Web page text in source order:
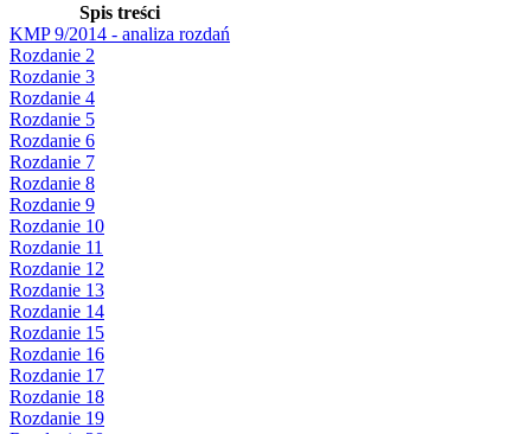
Spis treści
KMP 9/2014 - analiza rozdań
Rozdanie 2
Rozdanie 3
Rozdanie 4
Rozdanie 5
Rozdanie 6
Rozdanie 7
Rozdanie 8
Rozdanie 9
Rozdanie 10
Rozdanie 11
Rozdanie 12
Rozdanie 13
Rozdanie 14
Rozdanie 15
Rozdanie 16
Rozdanie 17
Rozdanie 18
Rozdanie 19